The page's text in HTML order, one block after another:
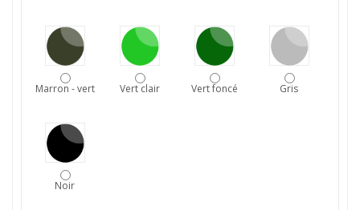
Marron - vert Vert clair Vert foncé Gris
Noir